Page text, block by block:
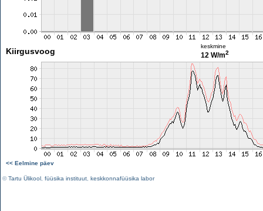
Kiirgusvoog
keskmine
12 W/m2
<< Eelmine päev
©Tartu Ülikool füüsika instituut keskkonnafüüsika labor